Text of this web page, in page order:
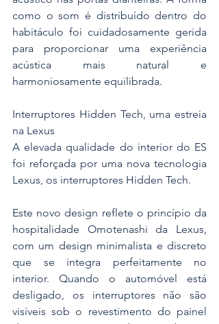
como o som é distribuído dentro do
habitáculo foi cuidadosamente gerida
para proporcionar uma experiência
acústica mais natural e
harmoniosamente equilibrada.
Interruptores Hidden Tech, uma estreia
na Lexus
A elevada qualidade do interior do ES
foi reforçada por uma nova tecnologia
Lexus, os interruptores Hidden Tech.
Este novo design reflete o princípio da
hospitalidade Omotenashi da Lexus,
com um design minimalista e discreto
que se integra perfeitamente no
interior. Quando o automóvel está
desligado, os interruptores não são
visíveis sob o revestimento do painel